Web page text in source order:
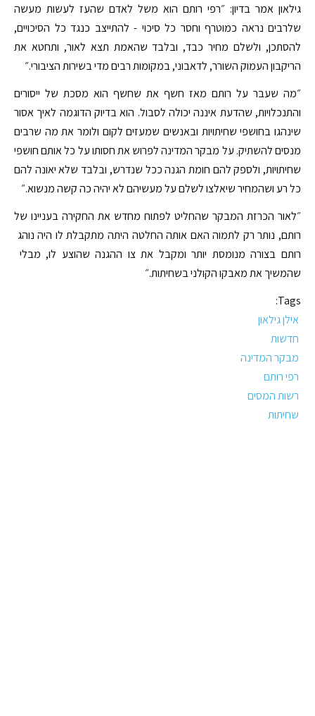
גילאון אמר בדיון: ״רפי רותם הוא משל לאדם שהעז לעשות מעשה
שלרבים נראה כמוטרף וחסר כל סיכוי - להתייצב כנגד כל הסיכויים,
להסתכן, ולשלם מחיר כבד, ובלבד שהאמת תצא לאור, ותחטא את
הריקבון העמוק השורר, לדאבוני, במקומות רבים מדי בשירות הציבורי.״
״מה שעבר על רותם מאז חשף את שחשף הוא מסכת של ייסורים
והתנכלויות, שהדעת איננה יכולה לסבול. הוא בדיוק הדוגמה לאיך אסור
שינהגו בחושפי שחיתויות ובאנשים שמעזים לקום ולומר את מה שרבים
מנסים להשתיק. על מבקר המדינה לפרוש את חסותו על כל אותם חושפי
שחיתויות, ולספק להם חומת הגנה ככל שנדרש, ובלבד שלא יאונה להם
כל רע ושהמחיר שיאלצו לשלם על מעשיהם לא יהיה כה קשה מנשוא.״
״לאור הכרזת המבקר ​שהחליט לפתוח מחדש את החקירה​ בעניינו של
רותם​, ​נותר רק לתמוה​ האם ​אותה ​החלטה היתה מתקבלת לו היה נוהג ​
רותם ​בצורה מנומסת יותר ומקבל את צו ההגנה שהוצע לו, מבלי ​
שהמשיך את מאבקו הקולני בשחיתות​.״​
Tags:
אילן גילאון
חדשות
מבקר המדינה
רפי רותם
רשות המסים
שחיתות